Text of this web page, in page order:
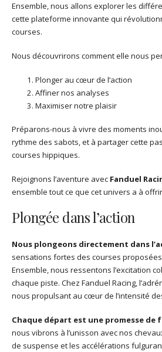
Ensemble, nous allons explorer les
cette plateforme innovante qui
courses.
Nous découvrirons comment elle nous
Plonger au cœur de l’action
Affiner nos analyses
Maximiser notre plaisir
Préparons-nous à vivre des moments
rythme des sabots, et à partager cette
courses hippiques.
Rejoignons l’aventure avec Fanduel
ensemble tout ce que cet univers a à
Plongée dans l’action
Nous plongeons directement dans
sensations fortes des courses proposées
Ensemble, nous ressentons l’excitation
chaque piste. Chez Fanduel Racing,
nous propulsant au cœur de l’intensité
Chaque départ est une promesse de
nous vibrons à l’unisson avec nos
de suspense et les accélérations